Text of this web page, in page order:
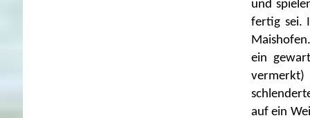
und
fertig sei.
ein
auf ein